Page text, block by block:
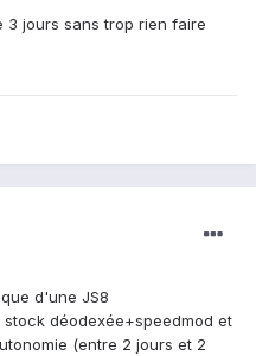
3 jours sans trop rien faire
d'une JS8
déodexée+speedmod et
(entre 2 jours et 2